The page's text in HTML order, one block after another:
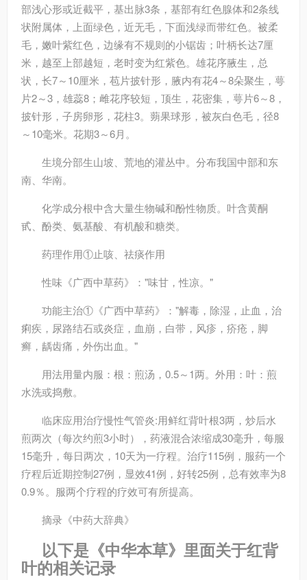
部浅心形或近截平，基出脉3条，基部有红色腺体和2条线
状附属体，上面绿色，近无毛，下面浅绿而带红色。被柔
毛，嫩叶紫红色，边缘有不规则的小锯齿；叶柄长达7厘
米，越至上部越短，老时变为红紫色。雄花序腋生，总
状，长7～10厘米，苞片披针形，腋内有花4～8朵聚生，萼
片2～3，雄蕊8；雌花序较短，顶生，花密集，萼片6～8，
披针形，子房卵形，花柱3。蒴果球形，被灰白色毛，径8
～10毫米。花期3～6月。
生境分部生山坡、荒地的灌丛中。分布我国中部和东
南、华南。
化学成分根中含大量生物碱和酚性物质。叶含黄酮
甙、酚类、氨基酸、有机酸和糖类。
药理作用①止咳、祛痰作用
性味 《广西中草药》："味甘，性凉。"
功能主治①《广西中草药》："解毒，除湿，止血，治
痢疾，尿路结石或炎症，血崩，白带，风疹，疥疮，脚
癣，龋齿痛，外伤出血。"
用法用量内服：根：煎汤，0.5～1两。外用：叶：煎
水洗或捣敷。
临床应用治疗慢性气管炎:用鲜红背叶根3两，炒后水
煎两次（每次约煎3小时），药液混合浓缩成30毫升，每服
15毫升，每日两次，10天为一疗程。治疗115例，服药一个
疗程后近期控制27例，显效41例，好转25例，总有效率为8
0.9％。服两个疗程的疗效可有所提高。
摘录 《中药大辞典》
以下是《中华本草》里面关于红背
叶的相关记录